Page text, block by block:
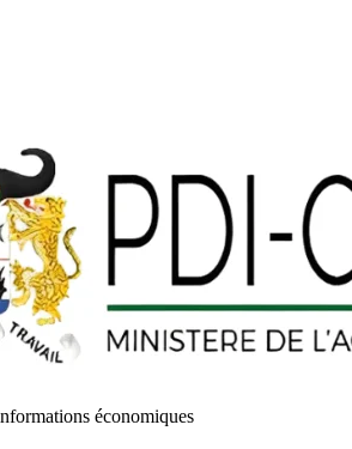
économiques